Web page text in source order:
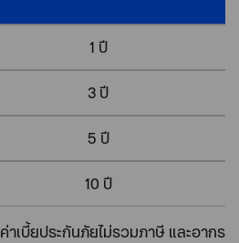
1 ปี
3 ปี
5 ปี
10 ปี
ค่าเบี้ยประกันภัยไม่รวมภาษี และอากร